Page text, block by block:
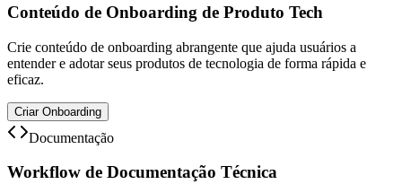
Conteúdo de Onboarding de Produto Tech
Crie conteúdo de onboarding abrangente que ajuda usuários a
entender e adotar seus produtos de tecnologia de forma rápida e
eficaz.
Criar Onboarding
Documentação
Workflow de Documentação Técnica